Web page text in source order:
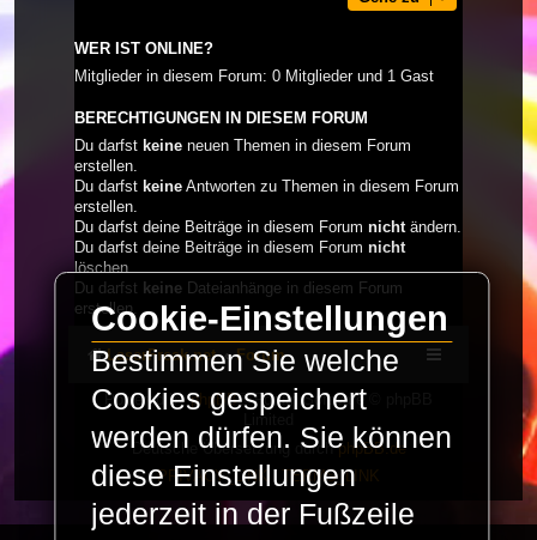
WER IST ONLINE?
Mitglieder in diesem Forum: 0 Mitglieder und 1 Gast
BERECHTIGUNGEN IN DIESEM FORUM
Du darfst keine neuen Themen in diesem Forum
erstellen.
Du darfst keine Antworten zu Themen in diesem Forum
erstellen.
Du darfst deine Beiträge in diesem Forum nicht ändern.
Du darfst deine Beiträge in diesem Forum nicht
löschen.
Du darfst keine Dateianhänge in diesem Forum
erstellen.
LaserFreak.net Forum
Powered byphpBB® Forum Software © phpBB
Limited
Deutsche Übersetzung durchphpBB.de
PRIVACY_LINK
TERMS_LINK
Cookie-Einstellungen
Bestimmen Sie welche
Cookies gespeichert
werden dürfen. Sie können
diese Einstellungen
jederzeit in der Fußzeile